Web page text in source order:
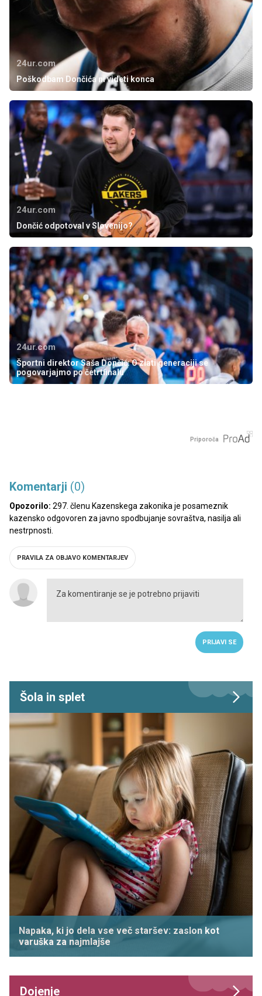
24ur.com
Poškodbam Dončića ni videti konca
24ur.com
Dončić odpotoval v Slovenijo?
24ur.com
Športni direktor Saša Dončić: O zlati generaciji se
pogovarjajmo po četrtfinalu
Priporoča
Komentarji (0)
Opozorilo: 297. členu Kazenskega zakonika je posameznik
kazensko odgovoren za javno spodbujanje sovraštva, nasilja ali
nestrpnosti.
PRAVILA ZA OBJAVO KOMENTARJEV
PRIJAVI SE
Šola in splet
Napaka, ki jo dela vse več staršev: zaslon kot
varuška za najmlajše
Dojenje